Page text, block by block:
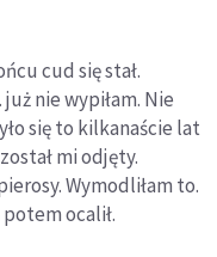
cud się stał.
nie wypiłam. Nie
się to kilkanaście lat
mi odjęty.
Wymodliłam to.
potem ocalił.